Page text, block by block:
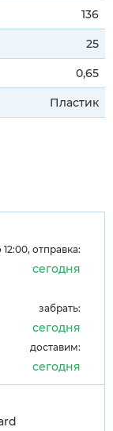
136
25
0,65
Пластик
отправка:
сегодня
забрать:
сегодня
доставим:
сегодня